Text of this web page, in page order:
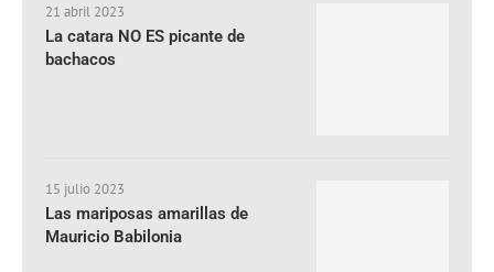
21 abril 2023
La catara NO ES picante de
bachacos
15 julio 2023
Las mariposas amarillas de
Mauricio Babilonia